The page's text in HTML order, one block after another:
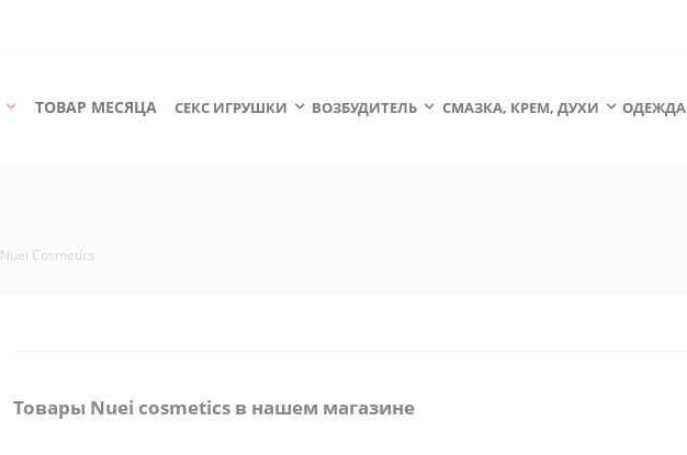
ТОВАР МЕСЯЦА СЕКС ИГРУШКИ ВОЗБУДИТЕЛЬ СМАЗКА, КРЕМ, ДУХИ ОДЕЖДА
Nuei Cosmetics
Товары Nuei cosmetics в нашем магазине